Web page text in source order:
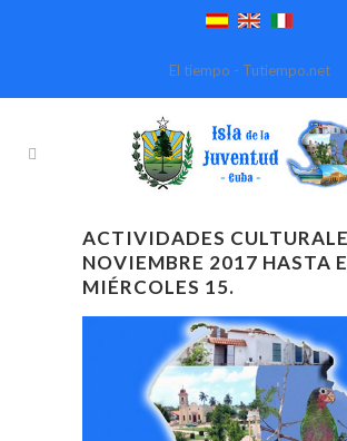
El tiempo - Tutiempo.net
ACTIVIDADES
NOVIEMBRE 2017 HASTA
MIÉRCOLES 15.